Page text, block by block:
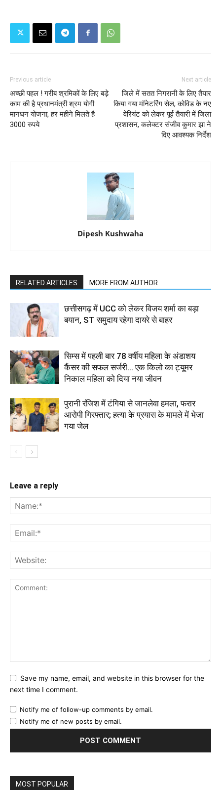
Previous article
अच्छी पहल ! गरीब श्रमिकों के लिए बड़े
काम की है प्रधानमंत्री श्रम योगी
मानधन योजना, हर महीने मिलते है
3000 रुपये
Next article
जिले में सतत निगरानी के लिए तैयार
किया गया मॉनेटरिंग सेल, कोविड के नए
वेरियंट को लेकर पूर्व तैयारी में जिला
प्रशासन, कलेक्टर संजीव कुमार झा ने
दिए आवश्यक निर्देश
Dipesh Kushwaha
RELATED ARTICLES MORE FROM AUTHOR
छत्तीसगढ़ में UCC को लेकर विजय शर्मा का बड़ा
बयान, ST समुदाय रहेगा दायरे से बाहर
सिम्स में पहली बार 78 वर्षीय महिला के अंडाशय
कैंसर की सफल सर्जरी... एक किलो का ट्यूमर
निकाल महिला को दिया नया जीवन
पुरानी रंजिश में टंगिया से जानलेवा हमला, फरार
आरोपी गिरफ्तार; हत्या के प्रयास के मामले में भेजा
गया जेल
Leave a reply
Save my name, email, and website in this browser for the
next time I comment.
Notify me of follow-up comments by email.
Notify me of new posts by email.
MOST POPULAR